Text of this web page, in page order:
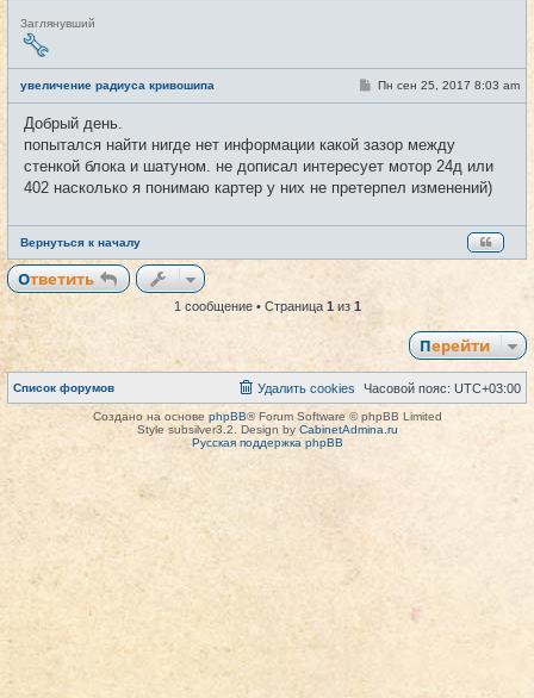
Н
е
в
т
и
Заглянувший
увеличение радиуса кривошипа #1
С
щ
н
и
е
Пн сен 25, 2017 8:03 am
Добрый день.
попытался найти нигде нет информации какой зазор между
стенкой блока и шатуном. не дописал интересует мотор 24д или
402 насколько я понимаю картер у них не претерпел изменений)
Вернуться к началу
Ответить
1 сообщение • Страница 1из 1
Перейти
Список форумов Часовой пояс: UTC+03:00
Удалить cookies
Создано на основе phpBB® Forum Software © phpBB Limited
Style subsilver3.2. Design by CabinetAdmina.ru
Русская поддержка phpBB